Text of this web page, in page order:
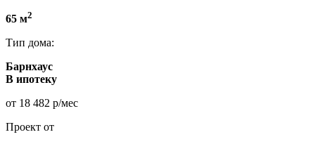
65 м2
Тип дома:
Барнхаус
В ипотеку
от 18 482 р/мес
Проект от